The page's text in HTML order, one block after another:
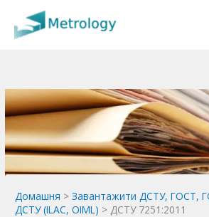
вмісту
Домашня
Завантажити ДСТУ, ГОСТ,
ДСТУ (ILAC, OIML)
ДСТУ 7251:2011